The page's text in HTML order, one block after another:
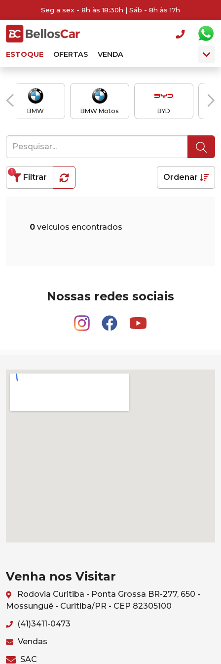
Seg a sex - 8h às 18:30h | Sáb - 8h às 17h
ESTOQUE OFERTAS VENDA
BMW BMW Motos BYD
Filtrar
1
Ordenar
0 veículos encontrados
Nossas redes sociais
Venha nos Visitar
Rodovia Curitiba - Ponta Grossa BR-277, 650 -
Mossunguê - Curitiba/PR - CEP 82305100
(41)3411-0473
Vendas
SAC